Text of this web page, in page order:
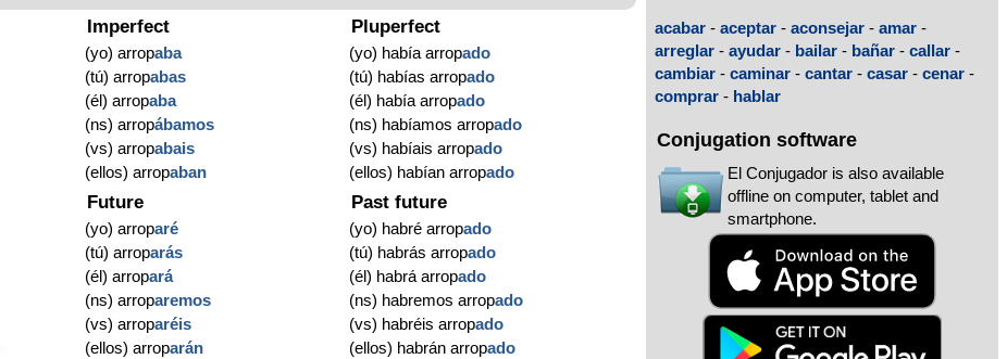
Imperfect
(yo) arropaba
(tú) arropabas
(él) arropaba
(ns) arropábamos
(vs) arropabais
(ellos) arropaban
Pluperfect
(yo) había arropado
(tú) habías arropado
(él) había arropado
(ns) habíamos arropado
(vs) habíais arropado
(ellos) habían arropado
Future
(yo) arroparé
(tú) arroparás
(él) arropará
(ns) arroparemos
(vs) arroparéis
(ellos) arroparán
Past future
(yo) habré arropado
(tú) habrás arropado
(él) habrá arropado
(ns) habremos arropado
(vs) habréis arropado
(ellos) habrán arropado
acabar - aceptar - aconsejar - amar -
arreglar - ayudar - bailar - bañar - callar -
cambiar - caminar - cantar - casar - cenar -
comprar - hablar
Conjugation software
El Conjugador is also available
offline on computer, tablet and
smartphone.